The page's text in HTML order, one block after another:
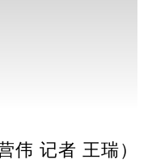
伟 记者 王瑞）